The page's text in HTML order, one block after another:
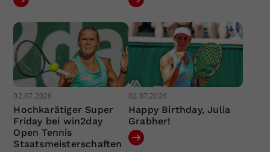
02.07.2026
Hochkarätiger Super
Friday bei win2day
Open Tennis
Staatsmeisterschaften
02.07.2026
Happy Birthday, Julia
Grabher!